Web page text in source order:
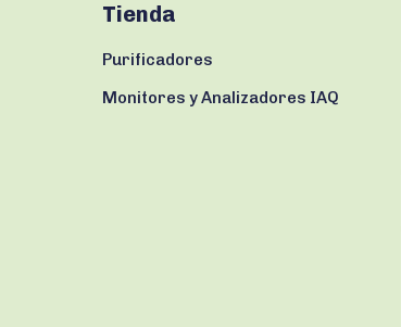
Tienda
Purificadores
Monitores y Analizadores IAQ